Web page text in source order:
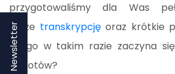
przygotowaliśmy dla Was
także transkrypcjęoraz krótkie
czego w takim razie zaczyna
Robotów?
Newsletter